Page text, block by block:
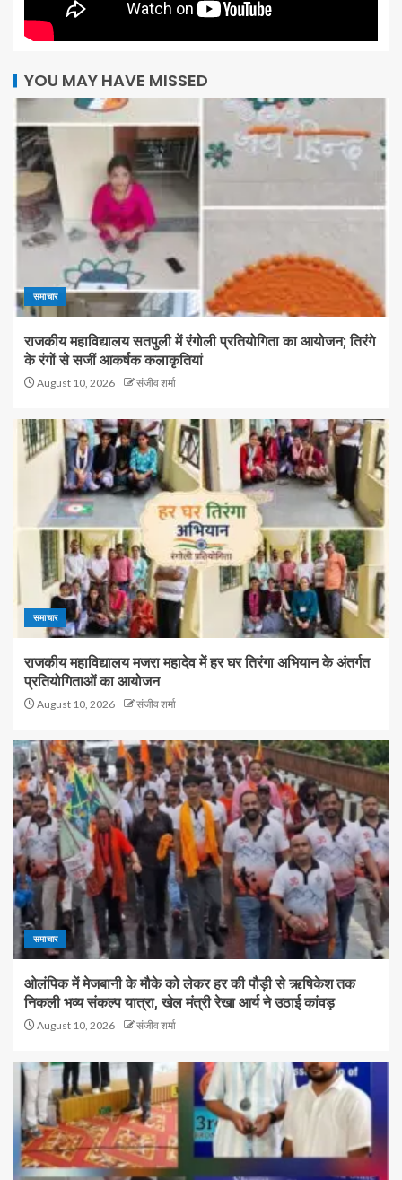
YOU MAY HAVE MISSED
समाचार
राजकीय महाविद्यालय सतपुली में रंगोली प्रतियोगिता का आयोजन; तिरंगे
के रंगों से सजीं आकर्षक कलाकृतियां
August 10, 2026 संजीव शर्मा
समाचार
राजकीय महाविद्यालय मजरा महादेव में हर घर तिरंगा अभियान के अंतर्गत
प्रतियोगिताओं का आयोजन
August 10, 2026 संजीव शर्मा
समाचार
ओलंपिक में मेजबानी के मौके को लेकर हर की पौड़ी से ऋषिकेश तक
निकली भव्य संकल्प यात्रा, खेल मंत्री रेखा आर्य ने उठाई कांवड़
August 10, 2026 संजीव शर्मा